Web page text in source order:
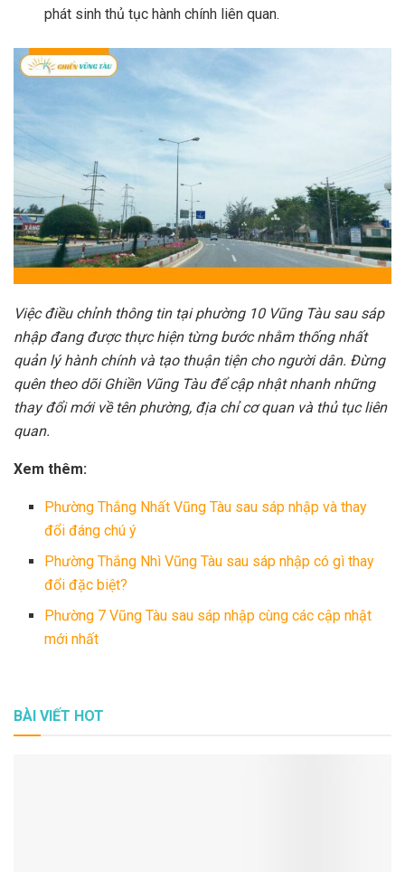
phát sinh thủ tục hành chính liên quan.
Việc điều chỉnh thông tin tại phường 10 Vũng Tàu sau sáp
nhập đang được thực hiện từng bước nhằm thống nhất
quản lý hành chính và tạo thuận tiện cho người dân. Đừng
quên theo dõi Ghiền Vũng Tàu để cập nhật nhanh những
thay đổi mới về tên phường, địa chỉ cơ quan và thủ tục liên
quan.
Xem thêm:
Phường Thắng Nhất Vũng Tàu sau sáp nhập và thay
đổi đáng chú ý
Phường Thắng Nhì Vũng Tàu sau sáp nhập có gì thay
đổi đặc biệt?
Phường 7 Vũng Tàu sau sáp nhập cùng các cập nhật
mới nhất
BÀI VIẾT HOT